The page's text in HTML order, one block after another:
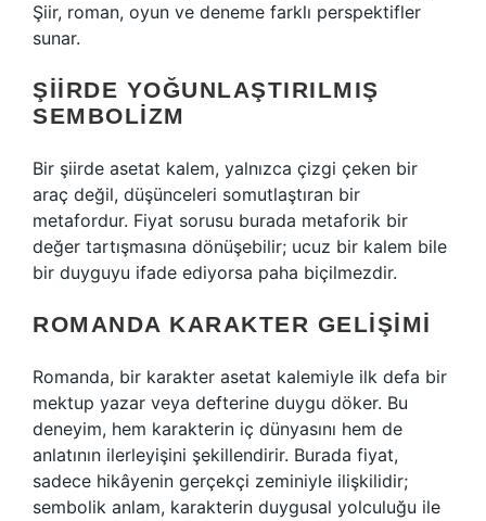
Şiir, roman, oyun ve deneme farklı perspektifler
sunar.
ŞIIRDE YOĞUNLAŞTIRILMIŞ
SEMBOLIZM
Bir şiirde asetat kalem, yalnızca çizgi çeken bir
araç değil, düşünceleri somutlaştıran bir
metafordur. Fiyat sorusu burada metaforik bir
değer tartışmasına dönüşebilir; ucuz bir kalem bile
bir duyguyu ifade ediyorsa paha biçilmezdir.
ROMANDA KARAKTER GELIŞIMI
Romanda, bir karakter asetat kalemiyle ilk defa bir
mektup yazar veya defterine duygu döker. Bu
deneyim, hem karakterin iç dünyasını hem de
anlatının ilerleyişini şekillendirir. Burada fiyat,
sadece hikâyenin gerçekçi zeminiyle ilişkilidir;
sembolik anlam, karakterin duygusal yolculuğu ile